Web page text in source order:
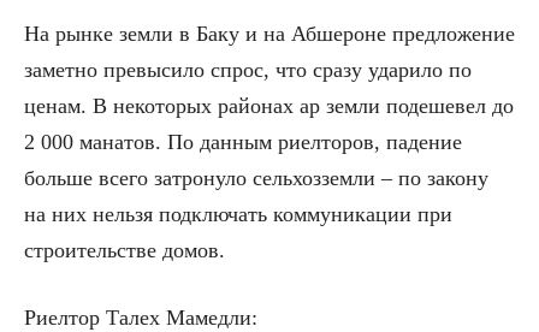
На рынке земли в Баку и на Абшероне предложение
заметно превысило спрос, что сразу ударило по
ценам. В некоторых районах ар земли подешевел до
2 000 манатов. По данным риелторов, падение
больше всего затронуло сельхозземли – по закону
на них нельзя подключать коммуникации при
строительстве домов.
Риелтор Талех Мамедли: